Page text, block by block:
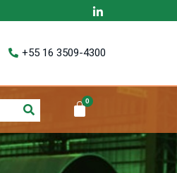
+55 16 3509-4300